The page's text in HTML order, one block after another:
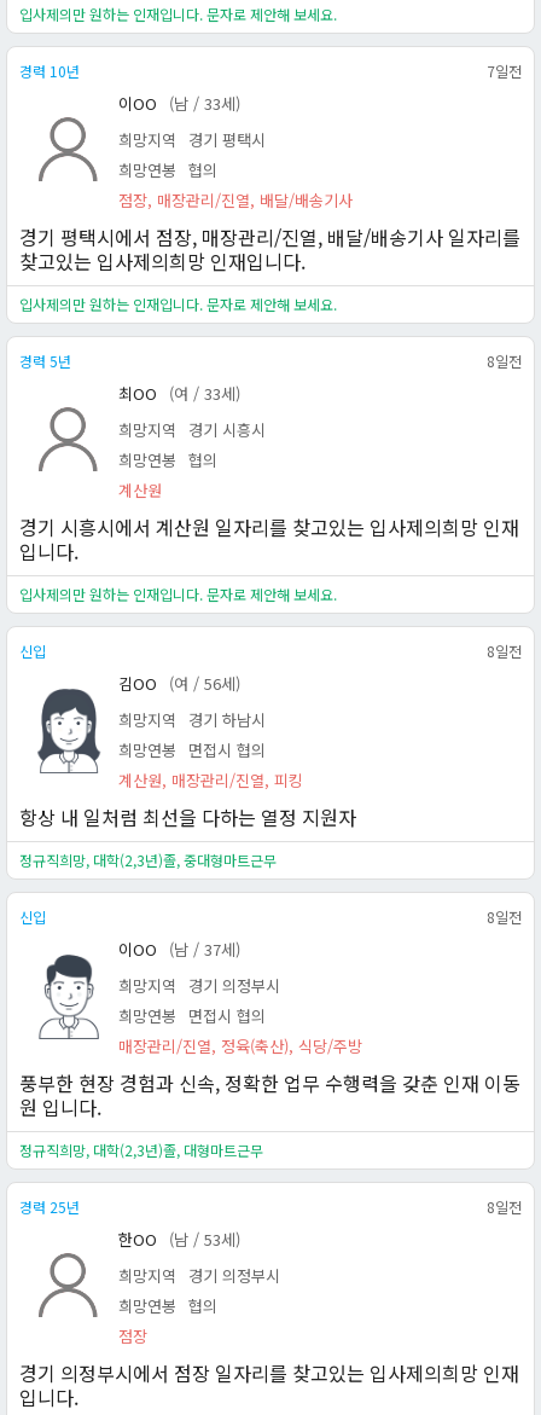
입사제의만 원하는 인재입니다. 문자로 제안해 보세요.
경력 10년 7일전
이OO
(남 / 33세)
희망지역
경기 평택시
희망연봉 협의
점장, 매장관리/진열, 배달/배송기사
경기 평택시에서 점장, 매장관리/진열, 배달/배송기사 일자리를
찾고있는 입사제의희망 인재입니다.
입사제의만 원하는 인재입니다. 문자로 제안해 보세요.
경력 5년 8일전
최OO
(여 / 33세)
희망지역
경기 시흥시
희망연봉 협의
계산원
경기 시흥시에서 계산원 일자리를 찾고있는 입사제의희망 인재
입니다.
입사제의만 원하는 인재입니다. 문자로 제안해 보세요.
신입 8일전
김OO
(여 / 56세)
희망지역
경기 하남시
희망연봉
면접시 협의
계산원, 매장관리/진열, 피킹
항상 내 일처럼 최선을 다하는 열정 지원자
정규직희망, 대학(2,3년)졸, 중대형마트근무
신입 8일전
이OO
(남 / 37세)
희망지역
경기 의정부시
희망연봉
면접시 협의
매장관리/진열, 정육(축산), 식당/주방
풍부한 현장 경험과 신속, 정확한 업무 수행력을 갖춘 인재 이동
원 입니다.
정규직희망, 대학(2,3년)졸, 대형마트근무
경력 25년 8일전
한OO
(남 / 53세)
희망지역
경기 의정부시
희망연봉 협의
점장
경기 의정부시에서 점장 일자리를 찾고있는 입사제의희망 인재
입니다.